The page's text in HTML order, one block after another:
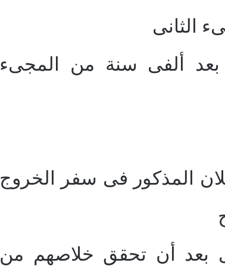
الثانى
ألفى سنة من المجىء
المذكور فى سفر الخروج
بعد أن تحقق خلاصهم من